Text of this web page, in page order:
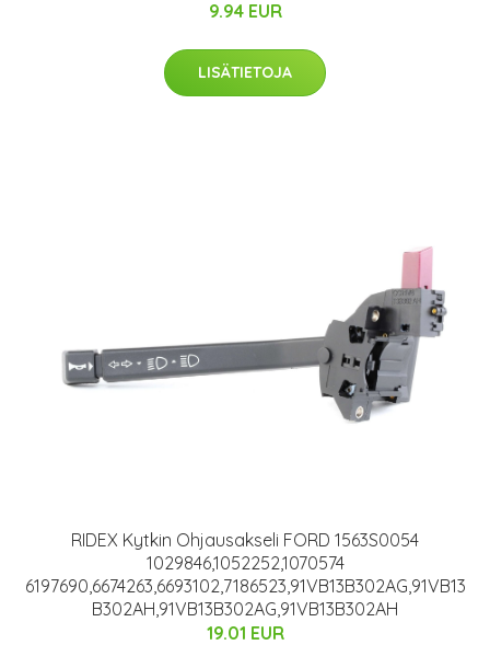
9.94 EUR
LISÄTIETOJA
RIDEX Kytkin Ohjausakseli FORD 1563S0054
1029846,1052252,1070574
6197690,6674263,6693102,7186523,91VB13B302AG,91VB13
B302AH,91VB13B302AG,91VB13B302AH
19.01 EUR